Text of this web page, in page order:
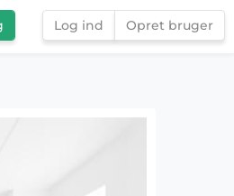
Log ind Opret bruger